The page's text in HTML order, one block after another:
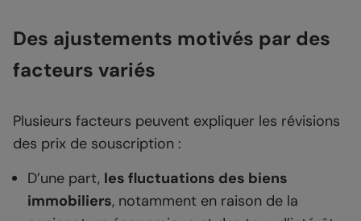
Des ajustements motivés par des
facteurs variés
Plusieurs facteurs peuvent expliquer les révisions
des prix de souscription :
D’une part, les fluctuations des biens
immobiliers, notamment en raison de la